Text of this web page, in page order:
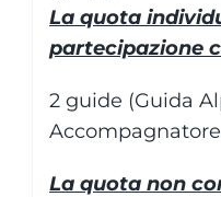
La quota
partecipazione
2 guide (Guida
La quota non